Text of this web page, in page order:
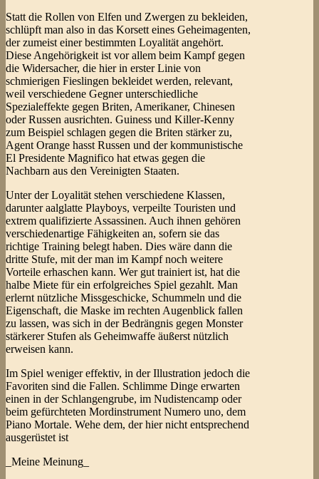
Statt die Rollen von Elfen und Zwergen zu bekleiden,
schlüpft man also in das Korsett eines Geheimagenten,
der zumeist einer bestimmten Loyalität angehört.
Diese Angehörigkeit ist vor allem beim Kampf gegen
die Widersacher, die hier in erster Linie von
schmierigen Fieslingen bekleidet werden, relevant,
weil verschiedene Gegner unterschiedliche
Spezialeffekte gegen Briten, Amerikaner, Chinesen
oder Russen ausrichten. Guiness und Killer-Kenny
zum Beispiel schlagen gegen die Briten stärker zu,
Agent Orange hasst Russen und der kommunistische
El Presidente Magnifico hat etwas gegen die
Nachbarn aus den Vereinigten Staaten.
Unter der Loyalität stehen verschiedene Klassen,
darunter aalglatte Playboys, verpeilte Touristen und
extrem qualifizierte Assassinen. Auch ihnen gehören
verschiedenartige Fähigkeiten an, sofern sie das
richtige Training belegt haben. Dies wäre dann die
dritte Stufe, mit der man im Kampf noch weitere
Vorteile erhaschen kann. Wer gut trainiert ist, hat die
halbe Miete für ein erfolgreiches Spiel gezahlt. Man
erlernt nützliche Missgeschicke, Schummeln und die
Eigenschaft, die Maske im rechten Augenblick fallen
zu lassen, was sich in der Bedrängnis gegen Monster
stärkerer Stufen als Geheimwaffe äußerst nützlich
erweisen kann.
Im Spiel weniger effektiv, in der Illustration jedoch die
Favoriten sind die Fallen. Schlimme Dinge erwarten
einen in der Schlangengrube, im Nudistencamp oder
beim gefürchteten Mordinstrument Numero uno, dem
Piano Mortale. Wehe dem, der hier nicht entsprechend
ausgerüstet ist
_Meine Meinung_